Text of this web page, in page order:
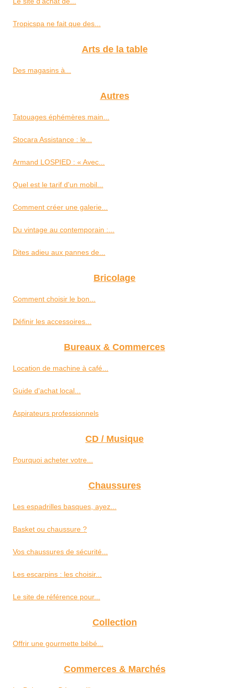
Tropicspa ne fait que des...
Arts de la table
Des magasins à...
Autres
Tatouages éphémères main...
Stocara Assistance : le...
Armand LOSPIED : « Avec...
Quel est le tarif d'un mobil...
Comment créer une galerie...
Du vintage au contemporain :...
Dites adieu aux pannes de...
Bricolage
Comment choisir le bon...
Définir les accessoires...
Bureaux & Commerces
Location de machine à café...
Guide d'achat local...
Aspirateurs professionnels
CD / Musique
Pourquoi acheter votre...
Chaussures
Les espadrilles basques, ayez...
Basket ou chaussure ?
Vos chaussures de sécurité...
Les escarpins : les choisir...
Le site de référence pour...
Collection
Offrir une gourmette bébé...
Commerces & Marchés